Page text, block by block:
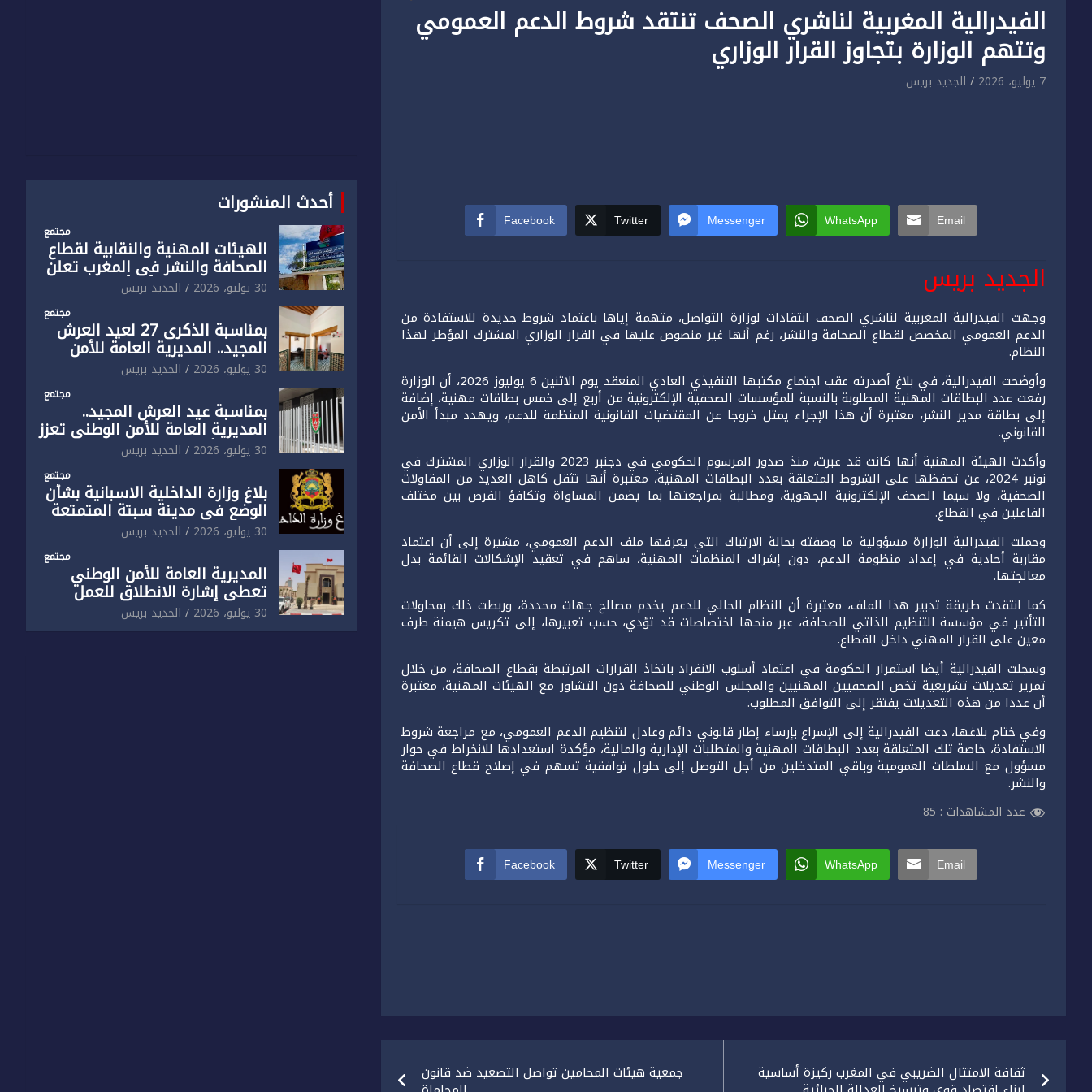
الفيدرالية المغربية لناشري الصحف تنتقد شروط الدعم العمومي
وتتهم الوزارة بتجاوز القرار الوزاري
7 يوليو، 2026 الجديد بريس
Facebook Twitter Messenger WhatsApp Email
الجديد بريس
وجهت الفيدرالية المغربية لناشري الصحف انتقادات لوزارة التواصل، متهمة إياها باعتماد شروط جديدة للاستفادة من
الدعم العمومي المخصص لقطاع الصحافة والنشر، رغم أنها غير منصوص عليها في القرار الوزاري المشترك المؤطر لهذا
النظام.
وأوضحت الفيدرالية، في بلاغ أصدرته عقب اجتماع مكتبها التنفيذي العادي المنعقد يوم الاثنين 6 يوليوز 2026، أن الوزارة
رفعت عدد البطاقات المهنية المطلوبة بالنسبة للمؤسسات الصحفية الإلكترونية من أربع إلى خمس بطاقات مهنية، إضافة
إلى بطاقة مدير النشر، معتبرة أن هذا الإجراء يمثل خروجا عن المقتضيات القانونية المنظمة للدعم، ويهدد مبدأ الأمن
القانوني.
وأكدت الهيئة المهنية أنها كانت قد عبرت، منذ صدور المرسوم الحكومي في دجنبر 2023 والقرار الوزاري المشترك في
نونبر 2024، عن تحفظها على الشروط المتعلقة بعدد البطاقات المهنية، معتبرة أنها تثقل كاهل العديد من المقاولات
الصحفية، ولا سيما الصحف الإلكترونية الجهوية، ومطالبة بمراجعتها بما يضمن المساواة وتكافؤ الفرص بين مختلف
الفاعلين في القطاع.
وحملت الفيدرالية الوزارة مسؤولية ما وصفته بحالة الارتباك التي يعرفها ملف الدعم العمومي، مشيرة إلى أن اعتماد
مقاربة أحادية في إعداد منظومة الدعم، دون إشراك المنظمات المهنية، ساهم في تعقيد الإشكالات القائمة بدل
معالجتها.
كما انتقدت طريقة تدبير هذا الملف، معتبرة أن النظام الحالي للدعم يخدم مصالح جهات محددة، وربطت ذلك بمحاولات
التأثير في مؤسسة التنظيم الذاتي للصحافة، عبر منحها اختصاصات قد تؤدي، حسب تعبيرها، إلى تكريس هيمنة طرف
معين على القرار المهني داخل القطاع.
وسجلت الفيدرالية أيضا استمرار الحكومة في اعتماد أسلوب الانفراد باتخاذ القرارات المرتبطة بقطاع الصحافة، من خلال
تمرير تعديلات تشريعية تخص الصحفيين المهنيين والمجلس الوطني للصحافة دون التشاور مع الهيئات المهنية، معتبرة
أن عددا من هذه التعديلات يفتقر إلى التوافق المطلوب.
وفي ختام بلاغها، دعت الفيدرالية إلى الإسراع بإرساء إطار قانوني دائم وعادل لتنظيم الدعم العمومي، مع مراجعة شروط
الاستفادة، خاصة تلك المتعلقة بعدد البطاقات المهنية والمتطلبات الإدارية والمالية، مؤكدة استعدادها للانخراط في حوار
مسؤول مع السلطات العمومية وباقي المتدخلين من أجل التوصل إلى حلول توافقية تسهم في إصلاح قطاع الصحافة
والنشر.
عدد المشاهدات : 85
Facebook Twitter Messenger WhatsApp Email
تصفّحثقافة الامتثال الضريبي في المغرب ركيزة أساسية جمعية هيئات المحامين تواصل التصعيد ضد قانون
أحدث المنشورات
مجتمع
الهيئات المهنية والنقابية لقطاع
الصحافة والنشر في المغرب تعلن
رفضها القاطع لـ”أي أجندة انتخابية
مُعدة على مقاس سياسي
ومصلحي ضيق”
30 يوليو، 2026 الجديد بريس
مجتمع
بمناسبة الذكرى 27 لعيد العرش
المجيد.. المديرية العامة للأمن
الوطني تفتتح المقر الجديد لفرقة
الشرطة السياحية بفاس
30 يوليو، 2026 الجديد بريس
مجتمع
بمناسبة عيد العرش المجيد..
المديرية العامة للأمن الوطني تعزز
البنية الأمنية بالناظور بإحداث
فرقتين جديدتين
30 يوليو، 2026 الجديد بريس
مجتمع
بلاغ وزارة الداخلية الاسبانية بشأن
الوضع في مدينة سبتة المتمتعة
بالحكم الذاتي
30 يوليو، 2026 الجديد بريس
مجتمع
المديرية العامة للأمن الوطني
تعطي إشارة الانطلاق للعمل
بالمقر الجديد للدائرة الثالثة
للشرطة بولاية أمن العيون
30 يوليو، 2026 الجديد بريس